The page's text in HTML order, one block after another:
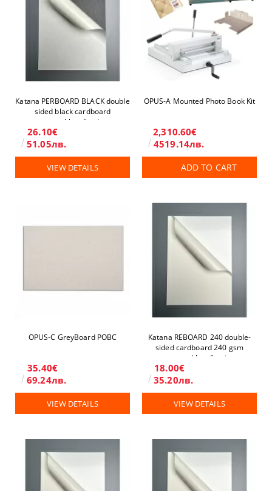
Katana PERBOARD BLACK double
sided black cardboard
removable adhesive
26.10€
51.05лв.
VIEW DETAILS
OPUS-А Mounted Photo Book Kit
2,310.60€
4519.14лв.
ADD TO CART
OPUS-C GreyBoard POBC
35.40€
69.24лв.
VIEW DETAILS
Katana REBOARD 240 double-
sided cardboard 240 gsm
removable adhesive
18.00€
35.20лв.
VIEW DETAILS